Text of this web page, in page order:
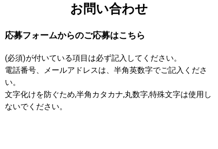
お問い合わせ
応募フォームからのご応募はこちら
(必須)が付いている項目は必ず記入してください。
電話番号、メールアドレスは、半角英数字でご記入くださ
い。
文字化けを防ぐため,半角カタカナ,丸数字,特殊文字は使用し
ないでください。